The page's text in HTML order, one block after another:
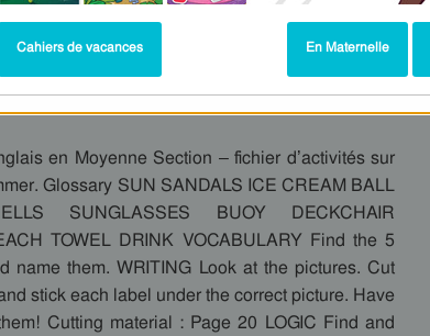
d'activités : Fichiers activités par thème :
en Moyenne Section – fichier d’activités sur
Glossary SUN SANDALS ICE CREAM BALL
SUNGLASSES BUOY DECKCHAIR
TOWEL DRINK VOCABULARY Find the 5
name them. WRITING Look at the pictures. Cut
stick each label under the correct picture. Have
Cutting material : Page 20 LOGIC Find and
Cahiers de vacances En Maternelle